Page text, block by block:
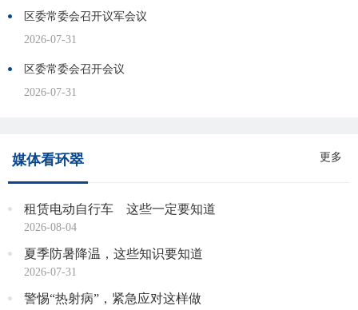
区委常委会召开议军会议
2026-07-31
区委常委会召开会议
2026-07-31
媒体看环翠 更多
租赁电动自行车 这些一定要知道
2026-08-04
夏季防暑降温，这些知识要知道
2026-07-31
警惕“热射病”，紧急应对这样做